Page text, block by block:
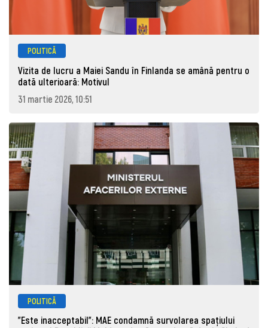
POLITICĂ
Vizita de lucru a Maiei Sandu în Finlanda se amână pentru o
dată ulterioară: Motivul
31 martie 2026, 10:51
POLITICĂ
"Este inacceptabil": MAE condamnă survolarea spațiului